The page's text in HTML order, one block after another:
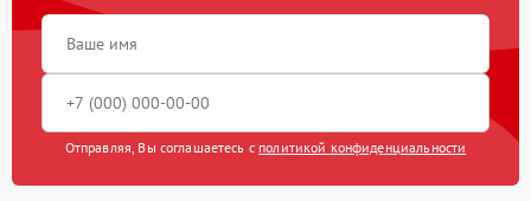
Отправляя, Вы соглашаетесь с политикой конфиденциальности